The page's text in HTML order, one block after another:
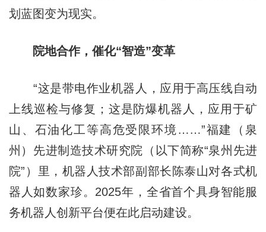
划蓝图变为现实。
院地合作，催化“智造”变革
“这是带电作业机器人，应用于高压线自动
上线巡检与修复；这是防爆机器人，应用于矿
山、石油化工等高危受限环境……”福建（泉
州）先进制造技术研究院（以下简称“泉州先进
院”）里，机器人技术部副部长陈泰山对各式机
器人如数家珍。2025年，全省首个具身智能服
务机器人创新平台便在此启动建设。